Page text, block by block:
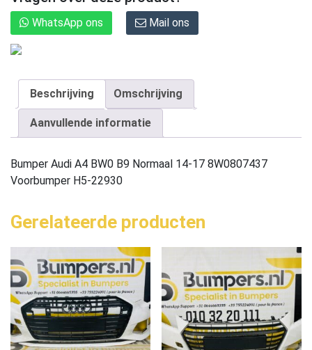
WhatsApp ons Mail ons
Beschrijving Omschrijving
Aanvullende informatie
Bumper Audi A4 BW0 B9 Normaal 14-17 8W0807437
Voorbumper H5-22930
Gerelateerde producten